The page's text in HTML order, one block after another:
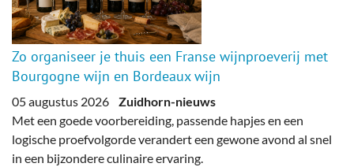
Zo organiseer je thuis een Franse wijnproeverij met
Bourgogne wijn en Bordeaux wijn
05 augustus 2026 Zuidhorn-nieuws
Met een goede voorbereiding, passende hapjes en een
logische proefvolgorde verandert een gewone avond al snel
in een bijzondere culinaire ervaring.